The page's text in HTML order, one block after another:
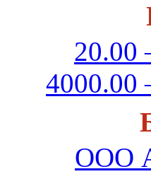
20.00
4000.00
ООО